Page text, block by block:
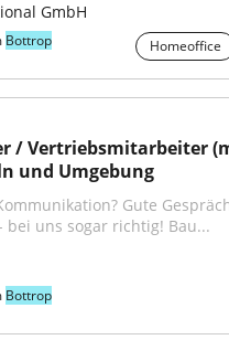
GmbH
Bottrop Homeoffice
/ Vertriebsmitarbeiter
und Umgebung
Gute
bei uns sogar richtig! Bau...
Bottrop